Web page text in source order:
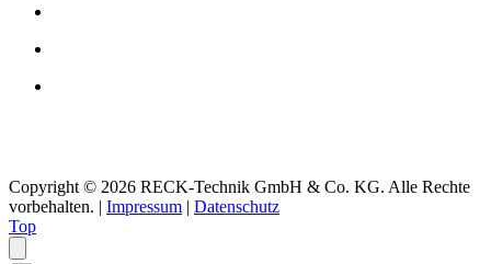
Copyright © 2026 RECK-Technik GmbH & Co. KG. Alle Rechte
vorbehalten. | Impressum | Datenschutz
Top